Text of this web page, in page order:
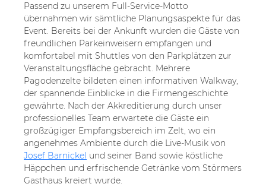
Passend zu unserem Full-Service-Motto
übernahmen wir sämtliche Planungsaspekte für das
Event. Bereits bei der Ankunft wurden die Gäste von
freundlichen Parkeinweisern empfangen und
komfortabel mit Shuttles von den Parkplätzen zur
Veranstaltungsfläche gebracht. Mehrere
Pagodenzelte bildeten einen informativen Walkway,
der spannende Einblicke in die Firmengeschichte
gewährte. Nach der Akkreditierung durch unser
professionelles Team erwartete die Gäste ein
großzügiger Empfangsbereich im Zelt, wo ein
angenehmes Ambiente durch die Live-Musik von
Josef Barnickel und seiner Band sowie köstliche
Häppchen und erfrischende Getränke vom Störmers
Gasthaus kreiert wurde.